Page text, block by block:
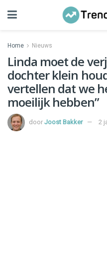
Home Nieuws
Linda moet de
dochter klein
vertellen dat we
moeilijk hebben”
door Joost Bakker 2